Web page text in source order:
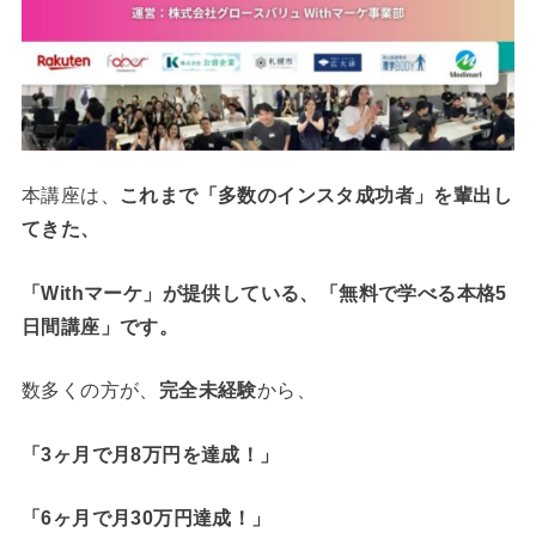
本講座は、
これまで「多数のインスタ成功者」を輩出し
てきた、
「Withマーケ」 が提供している、
「無料で学べる本格5
日間講座」です。
数多くの方が、 完全未経験から、
「3ヶ月で月8万円を達成！」
「6ヶ月で月30万円達成！」